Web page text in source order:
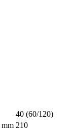
40 (60/120)
mm 210